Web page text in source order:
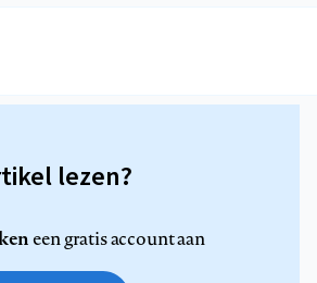
lezen?
een gratis account aan